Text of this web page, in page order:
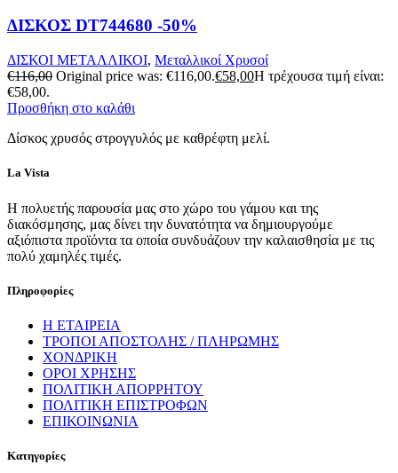
ΔΙΣΚΟΣ DT744680 -50%
ΔΙΣΚΟΙ ΜΕΤΑΛΛΙΚΟΙ, Μεταλλικοί Χρυσοί
€116,00 Original price was: €116,00.€58,00Η τρέχουσα τιμή είναι:
€58,00.
Προσθήκη στο καλάθι
Δίσκος χρυσός στρογγυλός με καθρέφτη μελί.
La Vista
Η πολυετής παρουσία μας στο χώρο του γάμου και της
διακόσμησης, μας δίνει την δυνατότητα να δημιουργούμε
αξιόπιστα προϊόντα τα οποία συνδυάζουν την καλαισθησία με τις
πολύ χαμηλές τιμές.
Πληροφορίες
Η ΕΤΑΙΡΕΙΑ
ΤΡΟΠΟΙ ΑΠΟΣΤΟΛΗΣ / ΠΛΗΡΩΜΗΣ
ΧΟΝΔΡΙΚΗ
ΟΡΟΙ ΧΡΗΣΗΣ
ΠΟΛΙΤΙΚΗ ΑΠΟΡΡΗΤΟΥ
ΠΟΛΙΤΙΚΗ ΕΠΙΣΤΡΟΦΩΝ
ΕΠΙΚΟΙΝΩΝΙΑ
Κατηγορίες